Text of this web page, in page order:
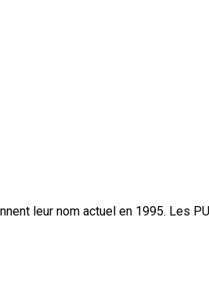
leur nom actuel en 1995. Les